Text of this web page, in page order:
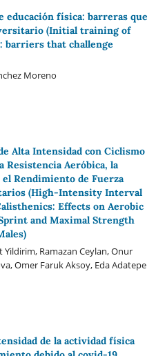
educación física: barreras que
(Initial training of
barriers that challenge
Moreno
Alta Intensidad con Ciclismo
Resistencia Aeróbica, la
Rendimiento de Fuerza
(High-Intensity Interval
Effects on Aerobic
and Maximal Strength
Ramazan Ceylan, Onur
Omer Faruk Aksoy, Eda Adatepe
de la actividad física